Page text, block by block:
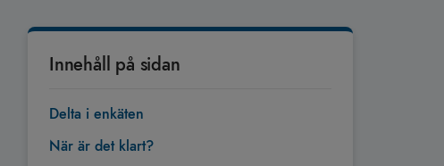
Innehåll på sidan
Delta i enkäten
När är det klart?